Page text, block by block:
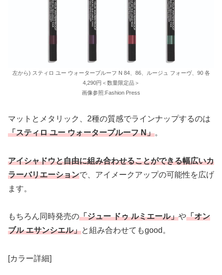
左から) スティロ ユー ウォータープルーフ N 84、86、ルージュ フォーヴ、90 各
4,290円＜数量限定品＞
画像参照:Fashion Press
マットとメタリック、2種の質感でラインナップするのは
「スティロ ユー ウォータープルーフ N」。
アイシャドウと自由に組み合わせることができる幅広いカ
ラーバリエーションで、アイメークアップの可能性を広げ
ます。
もちろん同時発売の「ジュー ドゥ ルミエール」や「オン
ブル エサンシエル」と組み合わせてもgood。
[カラー詳細]